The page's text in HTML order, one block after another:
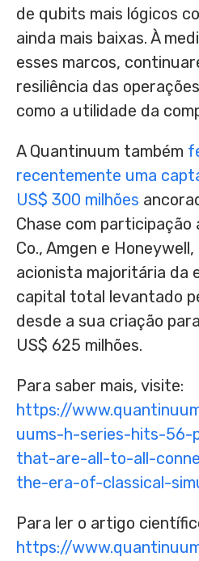
de qubits mais lógicos
ainda mais baixas. À
esses marcos,
resiliência das
como a utilidade da
A Quantinuum também
recentemente uma
US$ 300 milhões
Chase com participação
Co., Amgen e
acionista majoritária da
capital total levantado
desde a sua criação
US$ 625 milhões.
Para saber mais, visite:
https://
uums-h-series-hits-56-
that-are-all-to-all-
the-era-of-classical-
Para ler o artigo
https://